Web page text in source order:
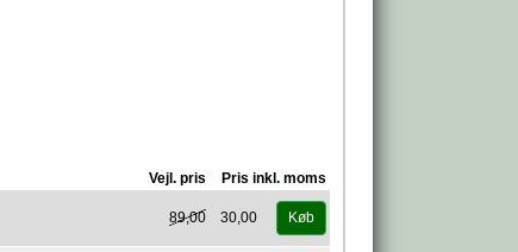
Vejl. pris Pris inkl. moms
89,00 30,00 Køb